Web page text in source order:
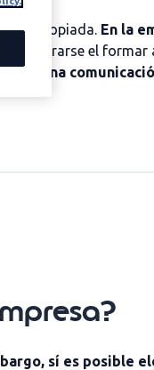
y apropiada. En la
encontrarse el formar
una
sí es posible